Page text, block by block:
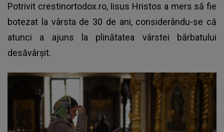
Potrivit crestinortodox.ro, Iisus Hristos a mers să fie
botezat la vârsta de 30 de ani, considerându-se că
atunci a ajuns la plinătatea vârstei bărbatului
desăvârșit.